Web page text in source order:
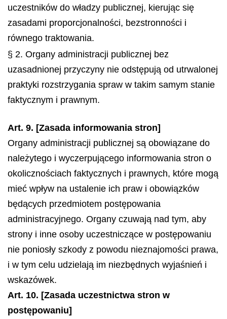
uczestników do władzy publicznej, kierując się
zasadami proporcjonalności, bezstronności i
równego traktowania.
§ 2. Organy administracji publicznej bez
uzasadnionej przyczyny nie odstępują od utrwalonej
praktyki rozstrzygania spraw w takim samym stanie
faktycznym i prawnym.
Art. 9. [Zasada informowania stron]
Organy administracji publicznej są obowiązane do
należytego i wyczerpującego informowania stron o
okolicznościach faktycznych i prawnych, które mogą
mieć wpływ na ustalenie ich praw i obowiązków
będących przedmiotem postępowania
administracyjnego. Organy czuwają nad tym, aby
strony i inne osoby uczestniczące w postępowaniu
nie poniosły szkody z powodu nieznajomości prawa,
i w tym celu udzielają im niezbędnych wyjaśnień i
wskazówek.
Art. 10. [Zasada uczestnictwa stron w
postępowaniu]